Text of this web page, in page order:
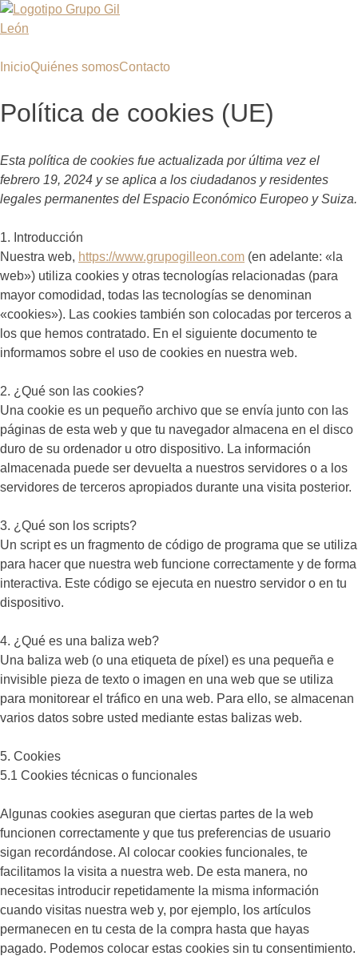
Saltar
al
InicioQuiénes somosContacto
Política de cookies (UE)
Esta política de cookies fue actualizada por última vez el
febrero 19, 2024 y se aplica a los ciudadanos y residentes
legales permanentes del Espacio Económico Europeo y Suiza.
1. Introducción
Nuestra web, https://www.grupogilleon.com (en adelante: «la
web») utiliza cookies y otras tecnologías relacionadas (para
mayor comodidad, todas las tecnologías se denominan
«cookies»). Las cookies también son colocadas por terceros a
los que hemos contratado. En el siguiente documento te
informamos sobre el uso de cookies en nuestra web.
2. ¿Qué son las cookies?
Una cookie es un pequeño archivo que se envía junto con las
páginas de esta web y que tu navegador almacena en el disco
duro de su ordenador u otro dispositivo. La información
almacenada puede ser devuelta a nuestros servidores o a los
servidores de terceros apropiados durante una visita posterior.
3. ¿Qué son los scripts?
Un script es un fragmento de código de programa que se utiliza
para hacer que nuestra web funcione correctamente y de forma
interactiva. Este código se ejecuta en nuestro servidor o en tu
dispositivo.
4. ¿Qué es una baliza web?
Una baliza web (o una etiqueta de píxel) es una pequeña e
invisible pieza de texto o imagen en una web que se utiliza
para monitorear el tráfico en una web. Para ello, se almacenan
varios datos sobre usted mediante estas balizas web.
5. Cookies
5.1 Cookies técnicas o funcionales
Algunas cookies aseguran que ciertas partes de la web
funcionen correctamente y que tus preferencias de usuario
sigan recordándose. Al colocar cookies funcionales, te
facilitamos la visita a nuestra web. De esta manera, no
necesitas introducir repetidamente la misma información
cuando visitas nuestra web y, por ejemplo, los artículos
permanecen en tu cesta de la compra hasta que hayas
pagado. Podemos colocar estas cookies sin tu consentimiento.